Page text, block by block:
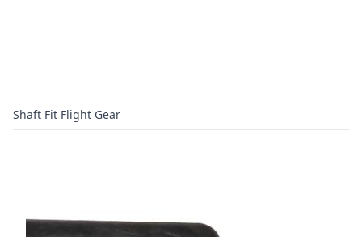
Shaft Fit Flight Gear